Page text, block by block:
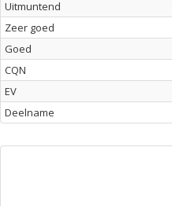
Uitmuntend
Zeer goed
Goed
CQN
EV
Deelname